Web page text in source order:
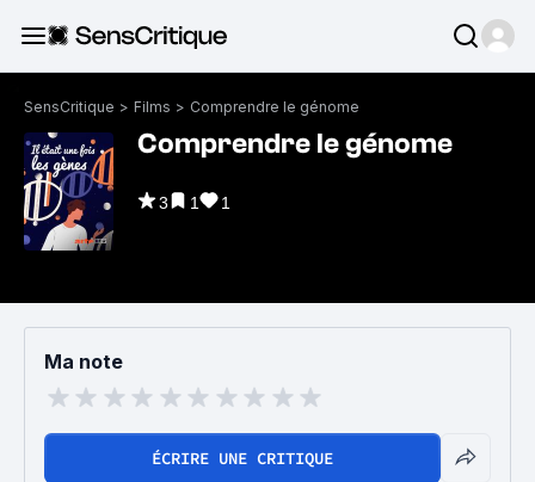
SensCritique > Films > Comprendre le génome
Comprendre le génome
3 1 1
Ma note
ÉCRIRE UNE CRITIQUE